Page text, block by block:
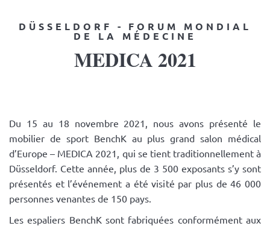
DÜSSELDORF - FORUM MONDIAL
DE LA MÉDECINE
MEDICA 2021
Du 15 au 18 novembre 2021, nous avons présenté le
mobilier de sport BenchK au plus grand salon médical
d’Europe – MEDICA 2021, qui se tient traditionnellement à
Düsseldorf. Cette année, plus de 3 500 exposants s’y sont
présentés et l’événement a été visité par plus de 46 000
personnes venantes de 150 pays.
Les espaliers BenchK sont fabriquées conformément aux